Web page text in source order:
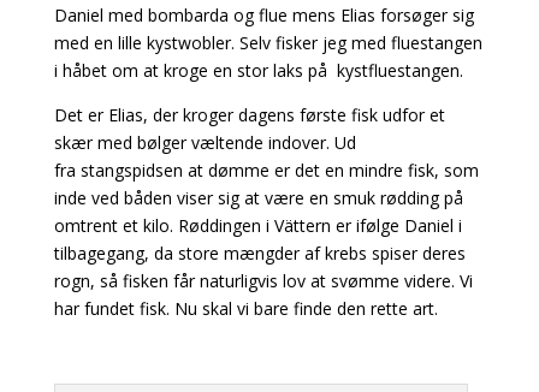
Daniel med bombarda og flue mens Elias forsøger sig
med en lille kystwobler. Selv fisker jeg med fluestangen
i håbet om at kroge en stor laks på kystfluestangen.
Det er Elias, der kroger dagens første fisk udfor et
skær med bølger væltende indover. Ud
fra stangspidsen at dømme er det en mindre fisk, som
inde ved båden viser sig at være en smuk rødding på
omtrent et kilo. Røddingen i Vättern er ifølge Daniel i
tilbagegang, da store mængder af krebs spiser deres
rogn, så fisken får naturligvis lov at svømme videre. Vi
har fundet fisk. Nu skal vi bare finde den rette art.